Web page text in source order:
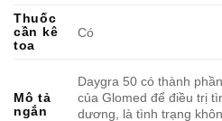
Thuốc
cần kê
toa
Có
Mô tả
ngắn
Daygra 50 có thành
của Glomed để điều trị
dương, là tình trạng